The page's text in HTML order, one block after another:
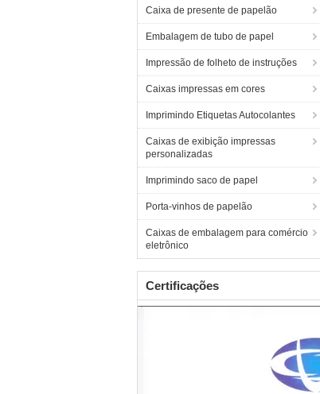
Caixa de presente de papelão
Embalagem de tubo de papel
Impressão de folheto de instruções
Caixas impressas em cores
Imprimindo Etiquetas Autocolantes
Caixas de exibição impressas
personalizadas
Imprimindo saco de papel
Porta-vinhos de papelão
Caixas de embalagem para comércio
eletrônico
Certificações